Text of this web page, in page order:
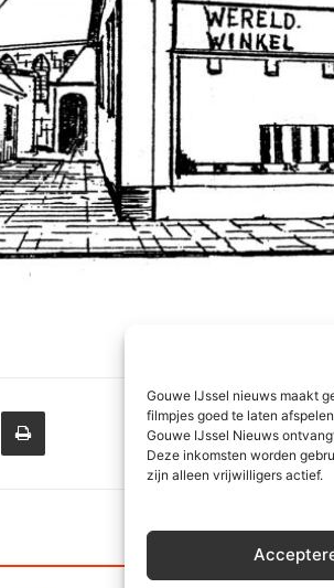
Gouwe IJssel nieuws maakt
filmpjes goed te laten
Gouwe IJssel Nieuws
Deze inkomsten worden
zijn alleen vrijwilligers actief.